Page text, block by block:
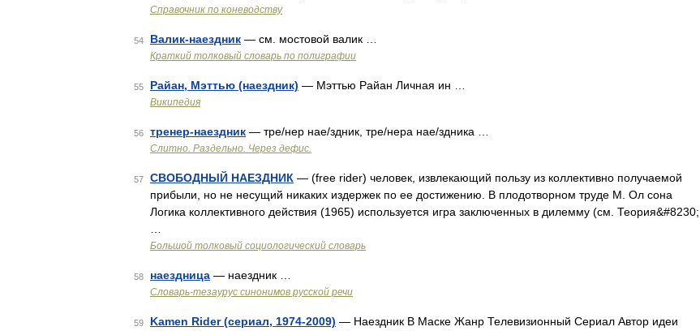
Справочник по коневодству
54 Валик-наездник — см. мостовой валик …
Краткий толковый словарь по полиграфии
55 Райан, Мэттью (наездник) — Мэттью Райан Личная ин …
Википедия
56 тренер-наездник — тре/нер нае/здник, тре/нера нае/здника …
Слитно. Раздельно. Через дефис.
57 СВОБОДНЫЙ НАЕЗДНИК — (free rider) человек, извлекающий пользу из коллективно получаемой
прибыли, но не несущий никаких издержек по ее достижению. В плодотворном труде М. Ол сона
Логика коллективного действия (1965) используется игра заключенных в дилемму (см. Теория&#8230;
Большой толковый социологический словарь
58 наездница — наездник …
Словарь-тезаурус синонимов русской речи
59 Kamen Rider (сериал, 1974-2009) — Наездник В Маске Жанр Телевизионный Сериал Автор идеи